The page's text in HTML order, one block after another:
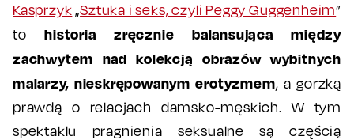
Kasprzyk„Sztuka i seks, czyli Peggy Guggenheim”
tohistoria zręcznie balansująca między
zachwytem nad kolekcją obrazów wybitnych
malarzy, nieskrępowanym erotyzmem, a gorzką
prawdą o relacjach damsko-męskich. W tym
spektaklu pragnienia seksualne są częścią